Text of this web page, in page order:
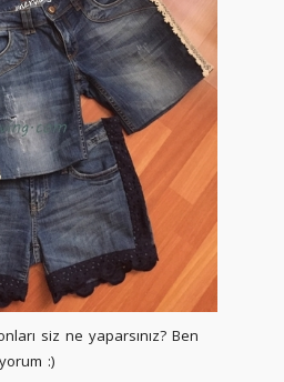
siz ne yaparsınız? Ben
:)